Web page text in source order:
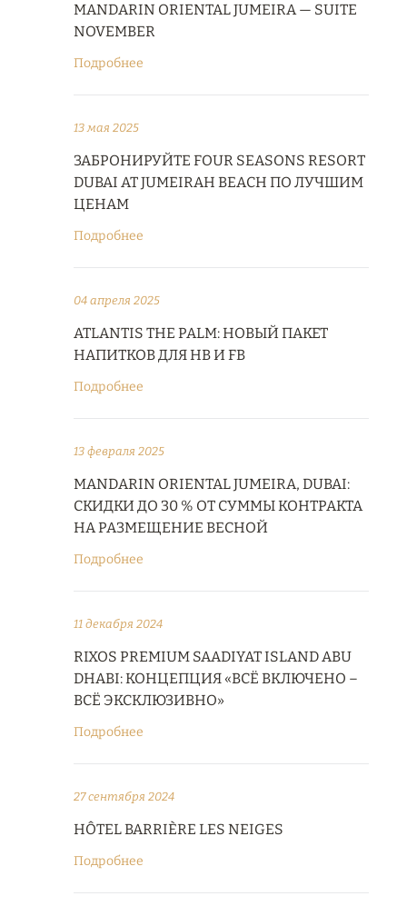
MANDARIN ORIENTAL JUMEIRA — SUITE
NOVEMBER
Подробнее
13 мая 2025
ЗАБРОНИРУЙТЕ FOUR SEASONS RESORT
DUBAI AT JUMEIRAH BEACH ПО ЛУЧШИМ
ЦЕНАМ
Подробнее
04 апреля 2025
ATLANTIS THE PALM: НОВЫЙ ПАКЕТ
НАПИТКОВ ДЛЯ HB И FB
Подробнее
13 февраля 2025
MANDARIN ORIENTAL JUMEIRA, DUBAI:
СКИДКИ ДО 30 % ОТ СУММЫ КОНТРАКТА
НА РАЗМЕЩЕНИЕ ВЕСНОЙ
Подробнее
11 декабря 2024
RIXOS PREMIUM SAADIYAT ISLAND ABU
DHABI: КОНЦЕПЦИЯ «ВСЁ ВКЛЮЧЕНО –
ВСЁ ЭКСКЛЮЗИВНО»
Подробнее
27 сентября 2024
HÔTEL BARRIÈRE LES NEIGES
Подробнее